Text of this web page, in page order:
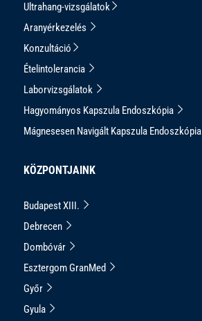
Ultrahang-vizsgálatok
Aranyérkezelés
Konzultáció
Ételintolerancia
Laborvizsgálatok
Hagyományos Kapszula Endoszkópia
Mágnesesen Navigált Kapszula Endoszkópia
KÖZPONTJAINK
Budapest XIII.
Debrecen
Dombóvár
Esztergom GranMed
Győr
Gyula